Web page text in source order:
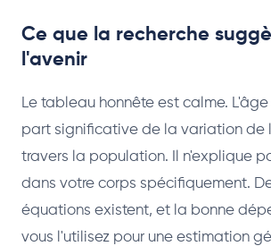
Ce que la recherche
l'avenir
Le tableau honnête est calme.
part significative de la variation de
travers la population. Il n'explique
dans votre corps spécifiquement.
équations existent, et la bonne
vous l'utilisez pour une estimation